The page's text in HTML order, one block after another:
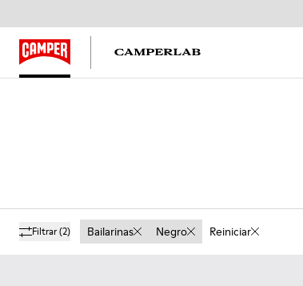
Filtrar(2) Bailarinas Negro Reiniciar